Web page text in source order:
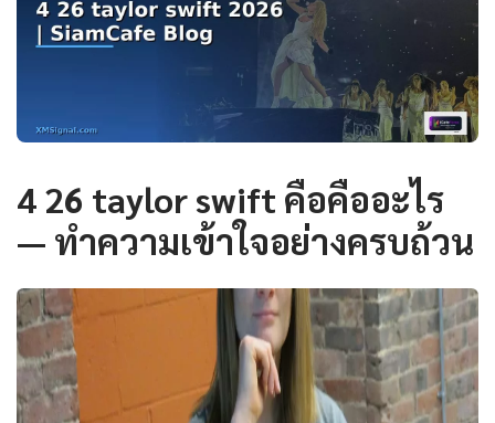
4 26 taylor swift คือคืออะไร
— ทำความเข้าใจอย่างครบถ้วน